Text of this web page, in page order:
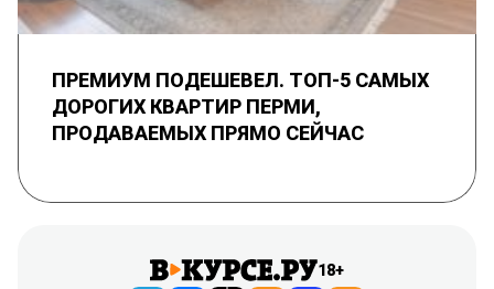
ПРЕМИУМ ПОДЕШЕВЕЛ. ТОП-5 САМЫХ
ДОРОГИХ КВАРТИР ПЕРМИ,
ПРОДАВАЕМЫХ ПРЯМО СЕЙЧАС
18+